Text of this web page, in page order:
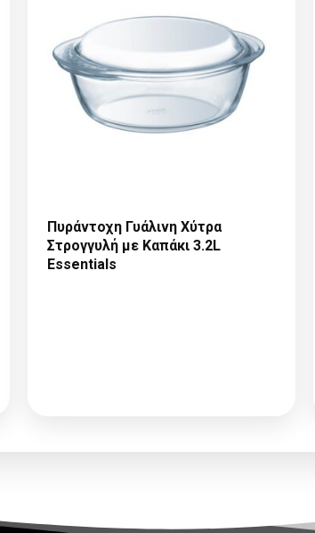
Πυράντοχη Γυάλινη Χύτρα
Στρογγυλή με Καπάκι 3.2L
Essentials